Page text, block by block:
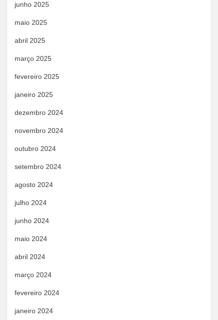
junho 2025
maio 2025
abril 2025
março 2025
fevereiro 2025
janeiro 2025
dezembro 2024
novembro 2024
outubro 2024
setembro 2024
agosto 2024
julho 2024
junho 2024
maio 2024
abril 2024
março 2024
fevereiro 2024
janeiro 2024